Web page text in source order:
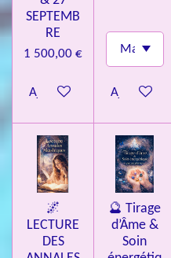
SEPTEMB
RE
1 500,00 €
Ajouter au panierAjouter au
🌌
LECTURE
DES
🔮 Tirage
d’Âme &
Soin